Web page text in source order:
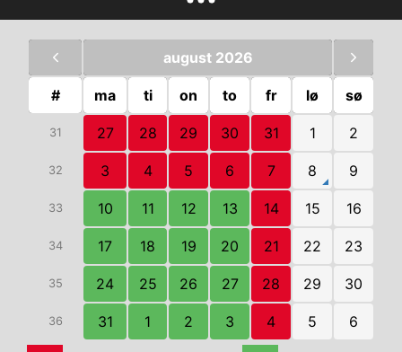
august 2026
# ma ti on to fr lø sø
31 27 28 29 30 31 1 2
32 3 4 5 6 7 8 9
33 10 11 12 13 14 15 16
34 17 18 19 20 21 22 23
35 24 25 26 27 28 29 30
36 31 1 2 3 4 5 6